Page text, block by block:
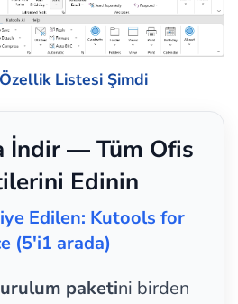
Listesi Şimdi
İndir — Tüm Ofis
Edinin
Edilen: Kutools for
(5'i1 arada)
paketini birden